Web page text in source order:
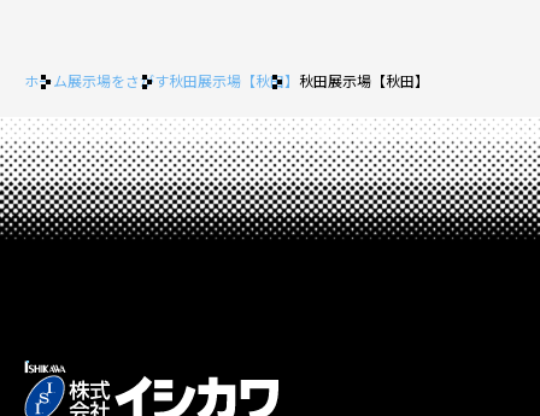
ホーム展示場をさがす秋田展示場【秋田】 秋田展示場【秋田】